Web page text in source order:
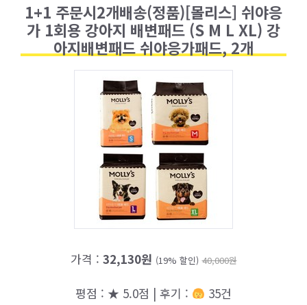
1+1 주문시2개배송(정품)[몰리스] 쉬야응
가 1회용 강아지 배변패드 (S M L XL) 강
아지배변패드 쉬야응가패드, 2개
가격 : 32,130원 (19% 할인) 40,000원
평점 : ★ 5.0점 | 후기 : 35건